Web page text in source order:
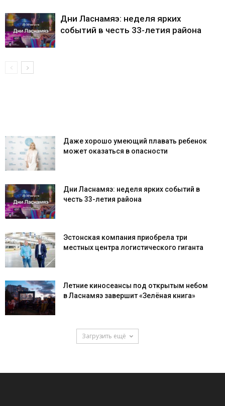
Дни Ласнамяэ: неделя ярких
событий в честь 33-летия района
Даже хорошо умеющий плавать ребенок
может оказаться в опасности
Дни Ласнамяэ: неделя ярких событий в
честь 33-летия района
Эстонская компания приобрела три
местных центра логистического гиганта
Летние киносеансы под открытым небом
в Ласнамяэ завершит «Зелёная книга»
Загрузить ещё